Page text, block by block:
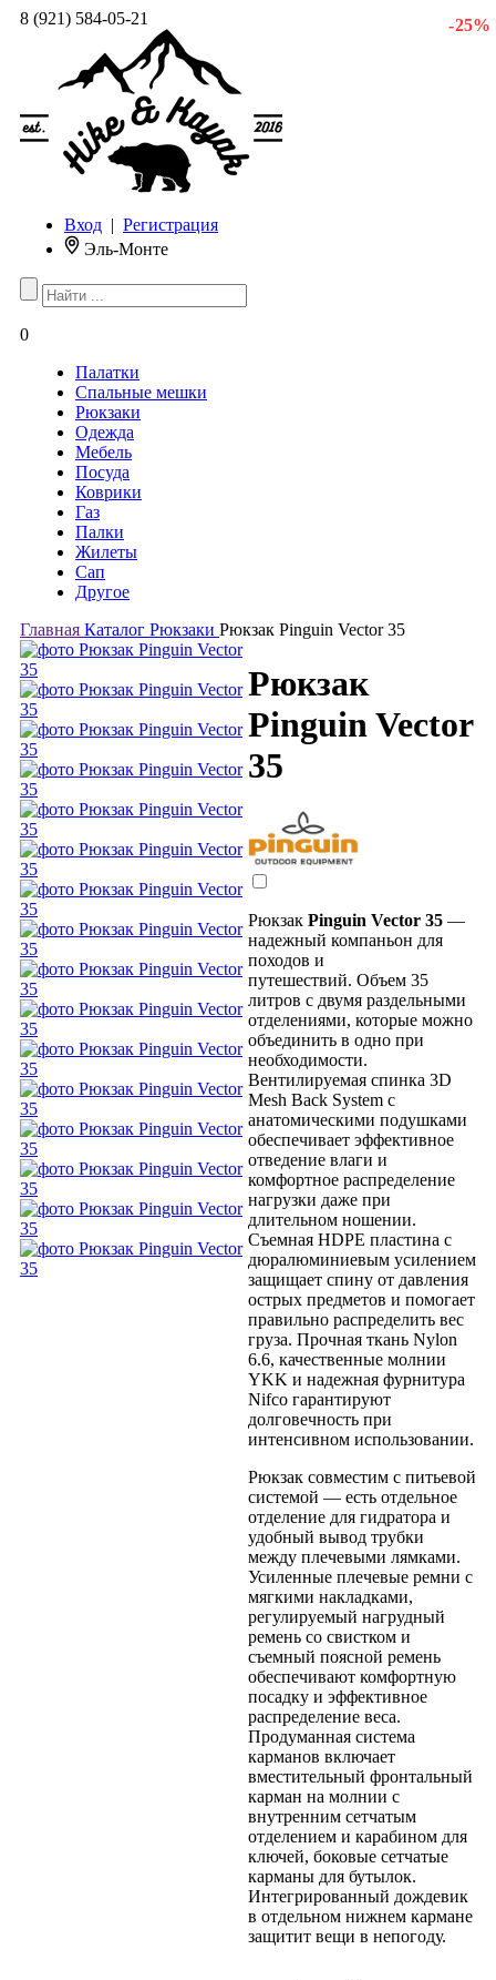
8 (921) 584-05-21
Вход | Регистрация
Эль-Монте
0
Палатки
Спальные мешки
Рюкзаки
Одежда
Мебель
Посуда
Коврики
Газ
Палки
Жилеты
Сап
Другое
Главная Каталог Рюкзаки Рюкзак Pinguin Vector 35
- 25 %
Рюкзак
Pinguin Vector
35
Рюкзак Pinguin Vector 35 —
надежный компаньон для
походов и
путешествий. Объем 35
литров с двумя раздельными
отделениями, которые можно
объединить в одно при
необходимости.
Вентилируемая спинка 3D
Mesh Back System с
анатомическими подушками
обеспечивает эффективное
отведение влаги и
комфортное распределение
нагрузки даже при
длительном ношении.
Съемная HDPE пластина с
дюралюминиевым усилением
защищает спину от давления
острых предметов и помогает
правильно распределить вес
груза. Прочная ткань Nylon
6.6, качественные молнии
YKK и надежная фурнитура
Nifco гарантируют
долговечность при
интенсивном использовании.
Рюкзак совместим с питьевой
системой — есть отдельное
отделение для гидратора и
удобный вывод трубки
между плечевыми лямками.
Усиленные плечевые ремни с
мягкими накладками,
регулируемый нагрудный
ремень со свистком и
съемный поясной ремень
обеспечивают комфортную
посадку и эффективное
распределение веса.
Продуманная система
карманов включает
вместительный фронтальный
карман на молнии с
внутренним сетчатым
отделением и карабином для
ключей, боковые сетчатые
карманы для бутылок.
Интегрированный дождевик
в отдельном нижнем кармане
защитит вещи в непогоду.